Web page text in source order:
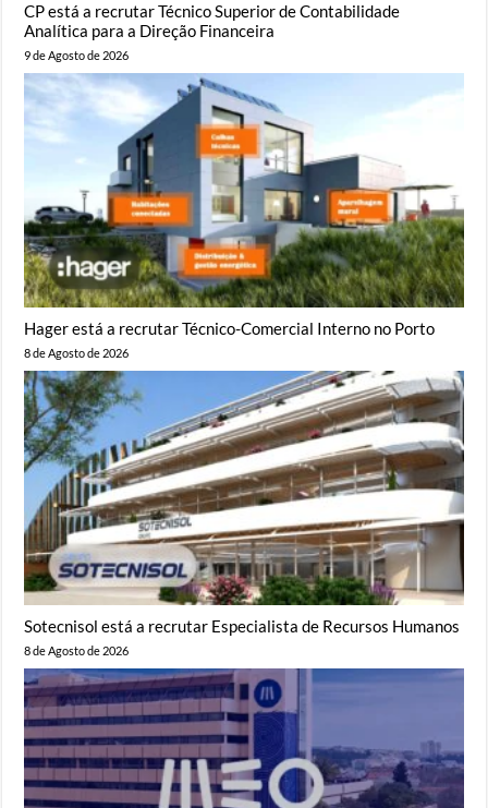
CP está a recrutar Técnico Superior de Contabilidade
Analítica para a Direção Financeira
9 de Agosto de 2026
Hager está a recrutar Técnico-Comercial Interno no Porto
8 de Agosto de 2026
Sotecnisol está a recrutar Especialista de Recursos Humanos
8 de Agosto de 2026